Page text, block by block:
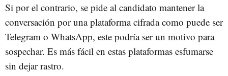
Si por el contrario, se pide al candidato mantener la
conversación por una plataforma cifrada como puede ser
Telegram o WhatsApp, este podría ser un motivo para
sospechar. Es más fácil en estas plataformas esfumarse
sin dejar rastro.